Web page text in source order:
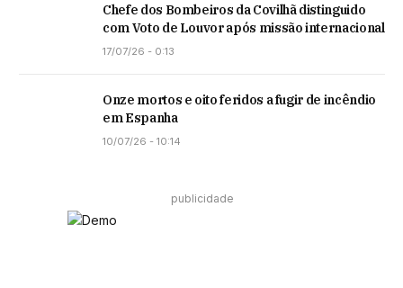
Chefe dos Bombeiros da Covilhã distinguido
com Voto de Louvor após missão internacional
17/07/26 - 0:13
Onze mortos e oito feridos a fugir de incêndio
em Espanha
10/07/26 - 10:14
publicidade